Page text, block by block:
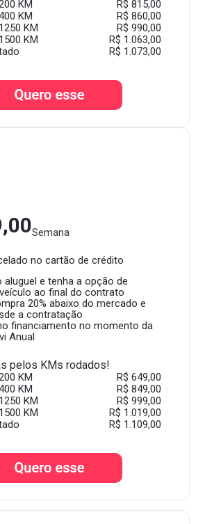
KM
R$ 815,00
KM
R$ 860,00
KM
R$ 990,00
KM
R$ 1.063,00
R$ 1.073,00
Semana
no cartão de crédito
aluguel e tenha a opção de
ao final do contrato
20% abaixo do mercado e
a contratação
financiamento no momento da
Anual
pelos KMs rodados!
KM
R$ 649,00
KM
R$ 849,00
KM
R$ 999,00
KM
R$ 1.019,00
R$ 1.109,00